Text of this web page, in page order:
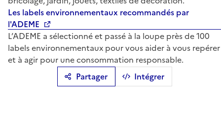
Partager Intégrer
Les labels environnementaux recommandés par
l'ADEME
L’ADEME a sélectionné et passé à la loupe près de 100
labels environnementaux pour vous aider à vous repérer
et à agir pour une consommation responsable.